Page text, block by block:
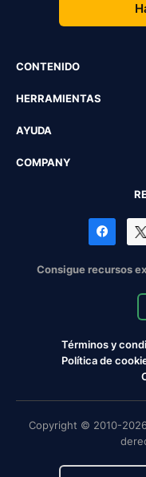
CONTENIDO
HERRAMIENTAS
AYUDA
COMPANY
Consigue recursos
Términos y
Política de
Copyright © 2010-